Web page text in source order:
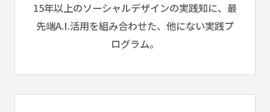
15年以上のソーシャルデザインの実践知に、最
先端A.I.活用を組み合わせた、他にない実践プ
ログラム。